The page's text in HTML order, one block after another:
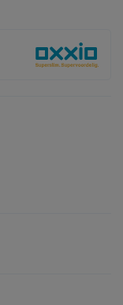
met apparatuur
rolluiken
Nijmegen en